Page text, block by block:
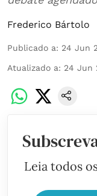
Frederico Bártolo
Publicado a: 24 Jun
Atualizado a: 24 Jun
Leia todos